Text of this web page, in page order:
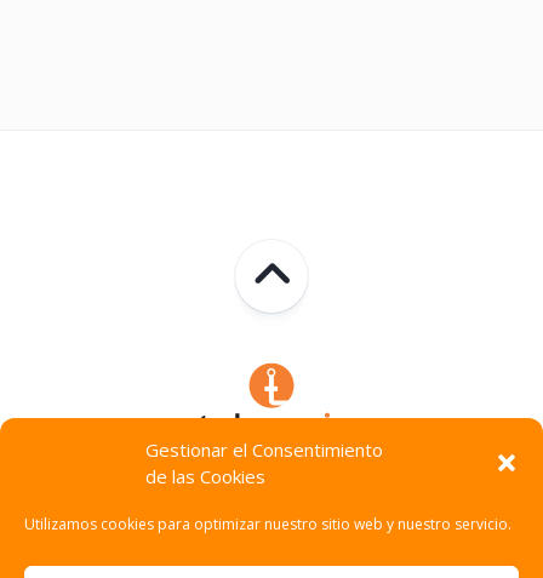
Gestionar el Consentimiento
de las Cookies
Utilizamos cookies para optimizar nuestro sitio web y nuestro servicio.
Technocracia © 2026. Todos Los Derechos Reservados.